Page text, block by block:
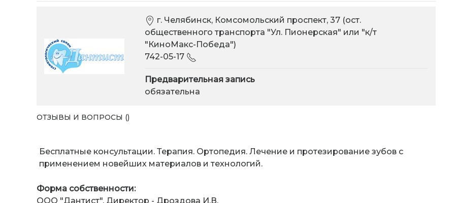
г. Челябинск, Комсомольский проспект, 37 (ост.
общественного транспорта "Ул. Пионерская" или "к/т
"КиноМакс-Победа")
742-05-17
Предварительная запись
обязательна
ОТЗЫВЫ И ВОПРОСЫ ()
Бесплатные консультации. Терапия. Ортопедия. Лечение и протезирование зубов с
применением новейших материалов и технологий.
Форма собственности:
ООО "Дантист". Директор - Дроздова И.В.